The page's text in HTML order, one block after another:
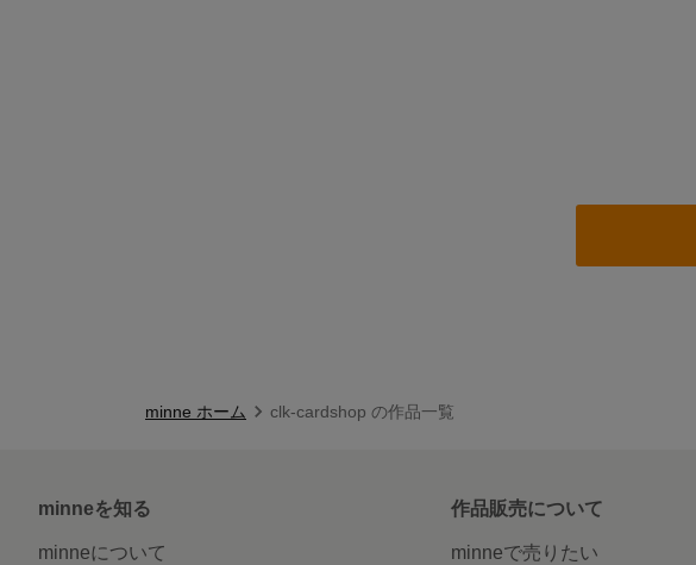
minne ホーム clk-cardshop の作品一覧
minneを知る
minneについて
作品販売について
minneで売りたい